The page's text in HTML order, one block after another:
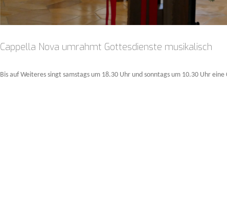
Cappella Nova umrahmt Gottesdienste musikalisch
Bis auf Weiteres singt samstags um 18.30 Uhr und sonntags um 10.30 Uhr